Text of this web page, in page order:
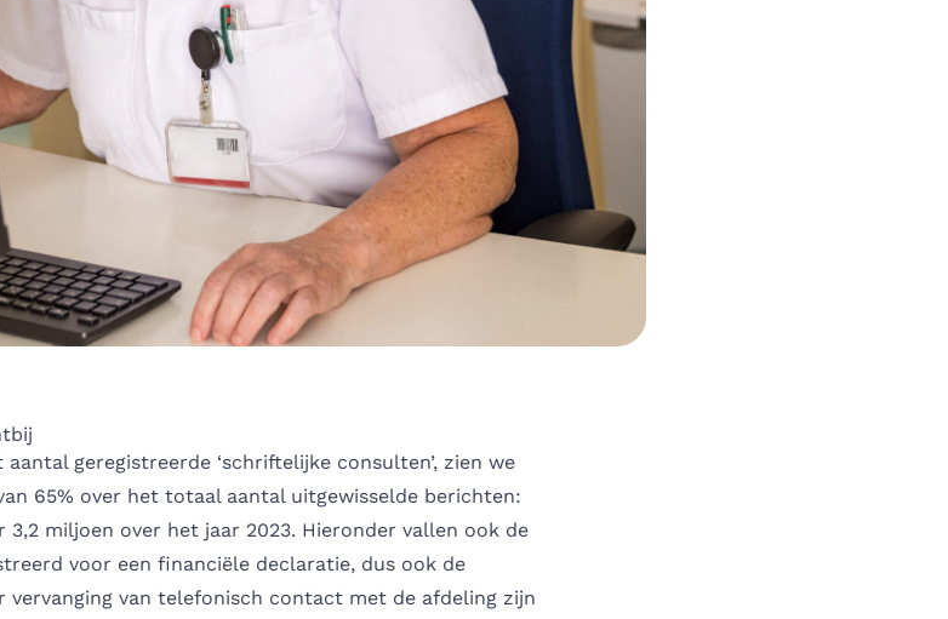
geregistreerde ‘schriftelijke consulten’, zien we
65% over het totaal aantal uitgewisselde berichten:
3,2 miljoen over het jaar 2023. Hieronder vallen ook de
voor een financiële declaratie, dus ook de
van telefonisch contact met de afdeling zijn